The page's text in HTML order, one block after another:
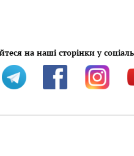
на наші сторінки у